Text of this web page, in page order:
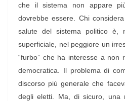
che il sistema non appare
dovrebbe essere. Chi
salute del sistema politico è,
superficiale, nel peggiore un
“furbo” che ha interesse a non
democratica. Il problema di
discorso più generale che
degli eletti. Ma, di sicuro, una